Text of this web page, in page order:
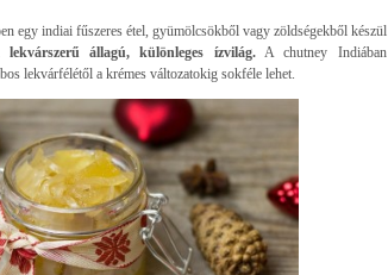
egy indiai fűszeres étel, gyümölcsökből vagy zöldségekből készül
lekvárszerű állagú, különleges ízvilág.A chutney Indiában
lekvárfélétől a krémes változatokig sokféle lehet.